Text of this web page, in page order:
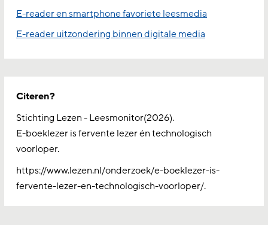
E-reader en smartphone favoriete leesmedia
E-reader uitzondering binnen digitale media
Citeren?
Stichting Lezen - Leesmonitor(2026).
E-boeklezer is fervente lezer én technologisch
voorloper.
https://www.lezen.nl/onderzoek/e-boeklezer-is-
fervente-lezer-en-technologisch-voorloper/.